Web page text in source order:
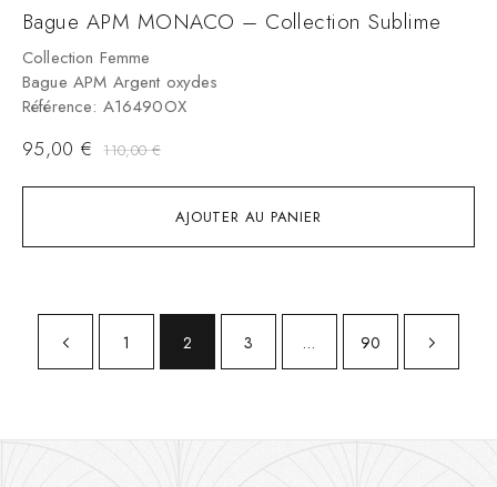
AJOUTER AU PANIER
Bague APM MONACO – Collection Sublime
Collection Femme
Bague APM Argent oxydes
Référence: A16490OX
110,00€
95,00 €
1 2 3 … 90